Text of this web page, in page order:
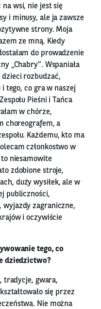
na wsi, nie jest się
i minusy, ale ja zawsze
strony. Moja
ze mną. Kiedy
do prowadzenie
„Chabry”. Wspaniała
dzieci rozbudzać,
tego, co gra w naszej
Pieśni i Tańca
w chórze,
choreografem, a
Każdemu, kto ma
członkostwo w
niesamowite
zdobione stroje,
duży wysiłek, ale w
publiczności,
wyjazdy zagraniczne,
i oczywiście
tego, co
dziedzictwo?
tradycje, gwara,
się przez
Nie można